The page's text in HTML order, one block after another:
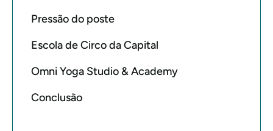
Pressão do poste
Escola de Circo da Capital
Omni Yoga Studio & Academy
Conclusão